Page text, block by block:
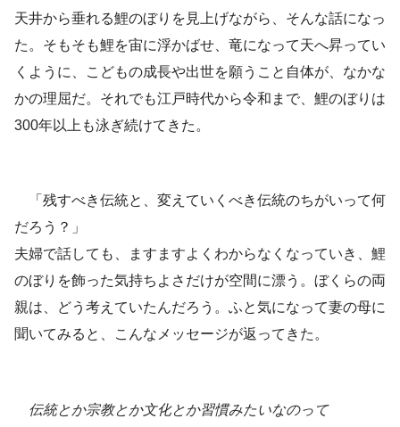
天井から垂れる鯉のぼりを見上げながら、そんな話になっ
た。そもそも鯉を宙に浮かばせ、竜になって天へ昇ってい
くように、こどもの成長や出世を願うこと自体が、なかな
かの理屈だ。それでも江戸時代から令和まで、鯉のぼりは
300年以上も泳ぎ続けてきた。
「残すべき伝統と、変えていくべき伝統のちがいって何
だろう？」
夫婦で話しても、ますますよくわからなくなっていき、鯉
のぼりを飾った気持ちよさだけが空間に漂う。ぼくらの両
親は、どう考えていたんだろう。ふと気になって妻の母に
聞いてみると、こんなメッセージが返ってきた。
伝統とか宗教とか文化とか習慣みたいなのって